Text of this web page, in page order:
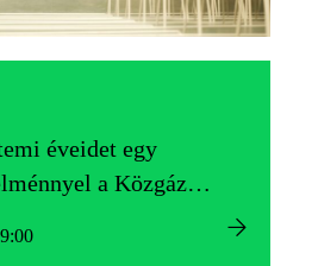
éveidet egy
a Közgáz